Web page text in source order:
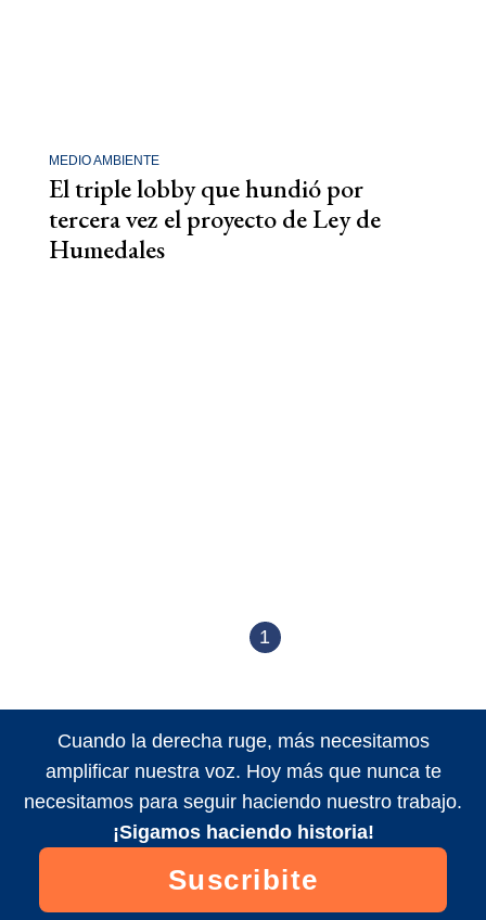
MEDIO AMBIENTE
El triple lobby que hundió por
tercera vez el proyecto de Ley de
Humedales
1
Cuando la derecha ruge, más necesitamos
amplificar nuestra voz. Hoy más que nunca te
necesitamos para seguir haciendo nuestro trabajo.
¡Sigamos haciendo historia!
Suscribite